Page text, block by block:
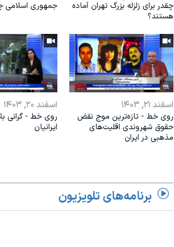
چقدر برای زلزله بزرگ تهران آماده
هستند؟
جمهوری
اسفند ۲۱, ۱۴۰۳
روی خط - تازه‌ترین موج نقض
حقوق شهروندی اقلیت‌های
مذهبی در ایران
اسفند ۲۰, ۱۴۰۳
روی خط - گرانی
ایرانیان
برنامه‌های تلویزیون